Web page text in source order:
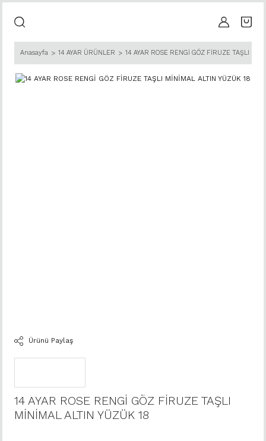
Anasayfa 14 AYAR ÜRÜNLER 14 AYAR ROSE RENGİ GÖZ FİRUZE TAŞLI
Ürünü Paylaş
14 AYAR ROSE RENGİ GÖZ FİRUZE TAŞLI
MİNİMAL ALTIN YÜZÜK 18